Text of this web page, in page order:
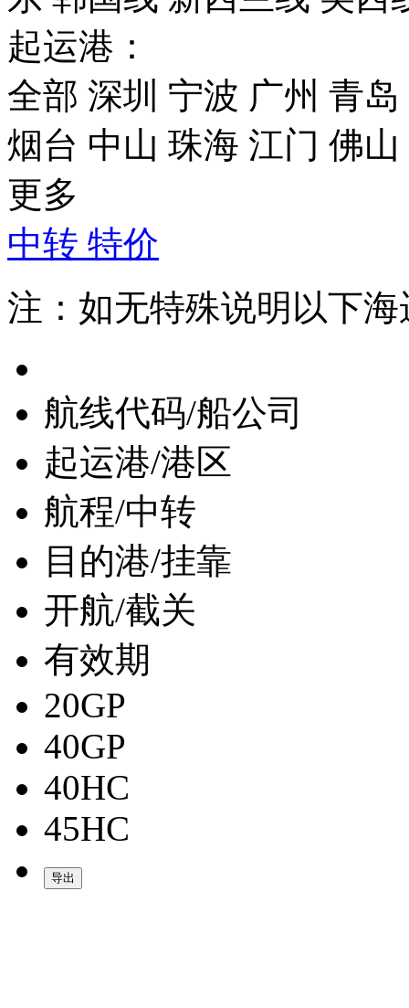
起运港：
全部 深圳 宁波 广州 青岛
烟台 中山 珠海 江门 佛山
更多
中转 特价
注：如无特殊说明以下
航线代码/船公司
起运港/港区
航程/中转
目的港/挂靠
开航/截关
有效期
20GP
40GP
40HC
45HC
导出